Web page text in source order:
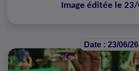
Image éditée le
Date : 23/06/26